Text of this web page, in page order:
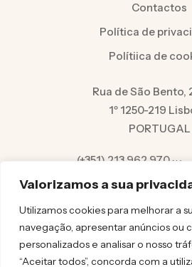
Valorizamos a sua
Utilizamos cookies para melhorar a
navegação, apresentar anúncios ou
personalizados e analisar o nosso
“Aceitar todos”, concorda com a
Contactos
Política de
Polítiica de
Rua de São Bento,
1º 1250-219
PORTUGAL
(+351) 213 962 970
© FELICITA